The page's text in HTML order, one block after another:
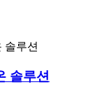
솔루션